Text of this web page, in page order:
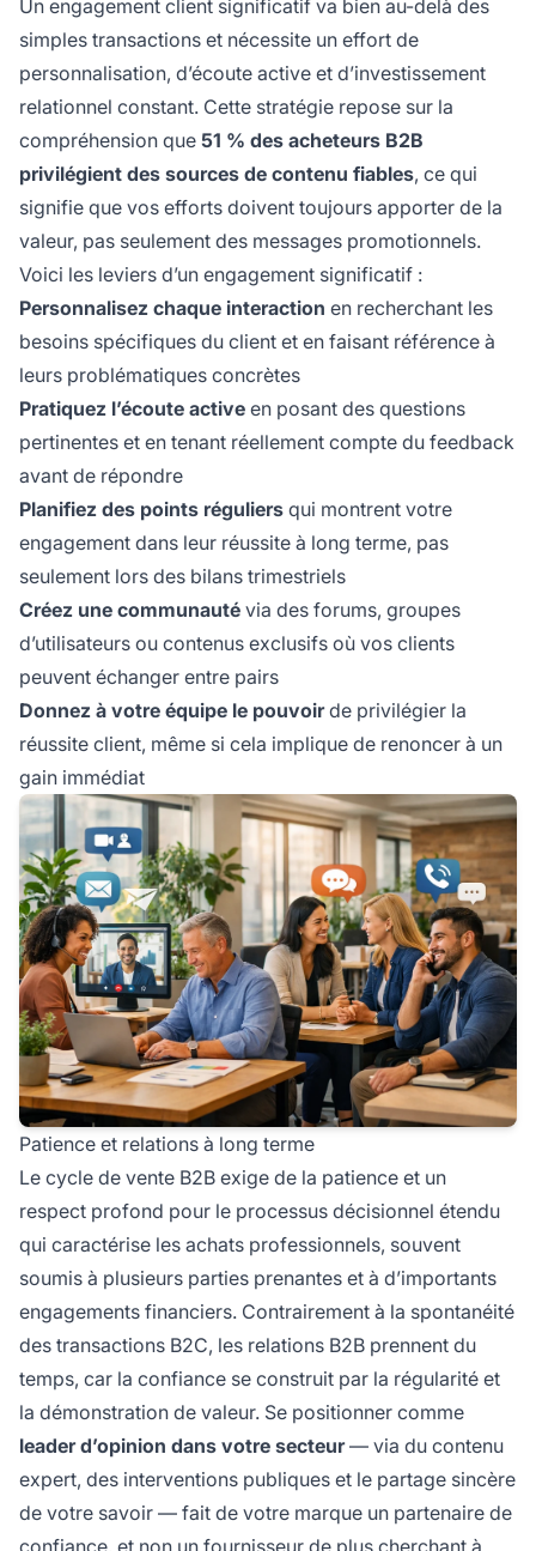
Un engagement client significatif va bien au-delà des
simples transactions et nécessite un effort de
personnalisation, d’écoute active et d’investissement
relationnel constant. Cette stratégie repose sur la
compréhension que 51 % des acheteurs B2B
privilégient des sources de contenu fiables, ce qui
signifie que vos efforts doivent toujours apporter de la
valeur, pas seulement des messages promotionnels.
Voici les leviers d’un engagement significatif :
Personnalisez chaque interaction en recherchant les
besoins spécifiques du client et en faisant référence à
leurs problématiques concrètes
Pratiquez l’écoute active en posant des questions
pertinentes et en tenant réellement compte du feedback
avant de répondre
Planifiez des points réguliers qui montrent votre
engagement dans leur réussite à long terme, pas
seulement lors des bilans trimestriels
Créez une communauté via des forums, groupes
d’utilisateurs ou contenus exclusifs où vos clients
peuvent échanger entre pairs
Donnez à votre équipe le pouvoirde privilégier la
réussite client, même si cela implique de renoncer à un
gain immédiat
Patience et relations à long terme
Le cycle de vente B2B exige de la patience et un
respect profond pour le processus décisionnel étendu
qui caractérise les achats professionnels, souvent
soumis à plusieurs parties prenantes et à d’importants
engagements financiers. Contrairement à la spontanéité
des transactions B2C, les relations B2B prennent du
temps, car la confiance se construit par la régularité et
la démonstration de valeur. Se positionner comme
leader d’opinion dans votre secteur— via du contenu
expert, des interventions publiques et le partage sincère
de votre savoir — fait de votre marque un partenaire de
confiance, et non un fournisseur de plus cherchant à